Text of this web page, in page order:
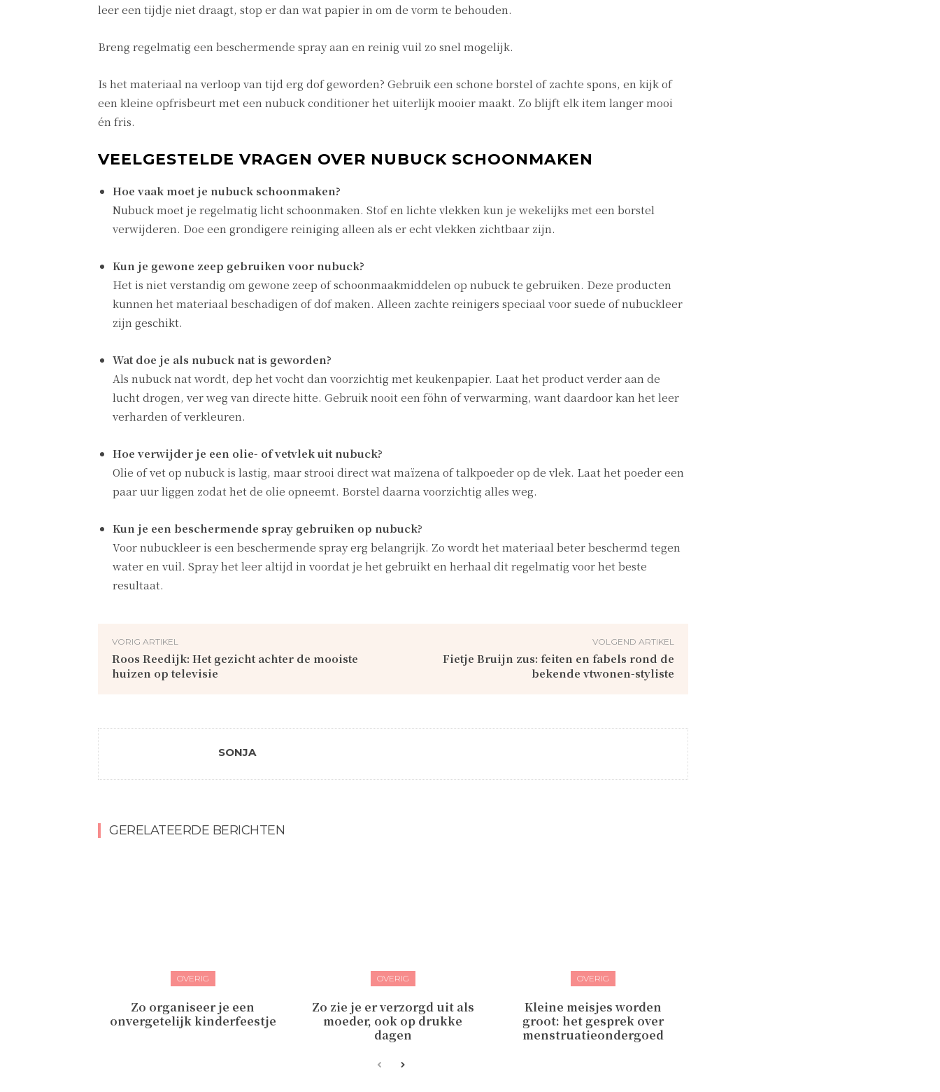
leer een tijdje niet draagt, stop er dan wat papier in om de vorm te behouden.
Breng regelmatig een beschermende spray aan en reinig vuil zo snel mogelijk.
Is het materiaal na verloop van tijd erg dof geworden? Gebruik een schone borstel of zachte spons, en kijk of
een kleine opfrisbeurt met een nubuck conditioner het uiterlijk mooier maakt. Zo blijft elk item langer mooi
én fris.
VEELGESTELDE VRAGEN OVER NUBUCK SCHOONMAKEN
Hoe vaak moet je nubuck schoonmaken?
Nubuck moet je regelmatig licht schoonmaken. Stof en lichte vlekken kun je wekelijks met een borstel
verwijderen. Doe een grondigere reiniging alleen als er echt vlekken zichtbaar zijn.
Kun je gewone zeep gebruiken voor nubuck?
Het is niet verstandig om gewone zeep of schoonmaakmiddelen op nubuck te gebruiken. Deze producten
kunnen het materiaal beschadigen of dof maken. Alleen zachte reinigers speciaal voor suede of nubuckleer
zijn geschikt.
Wat doe je als nubuck nat is geworden?
Als nubuck nat wordt, dep het vocht dan voorzichtig met keukenpapier. Laat het product verder aan de
lucht drogen, ver weg van directe hitte. Gebruik nooit een föhn of verwarming, want daardoor kan het leer
verharden of verkleuren.
Hoe verwijder je een olie- of vetvlek uit nubuck?
Olie of vet op nubuck is lastig, maar strooi direct wat maïzena of talkpoeder op de vlek. Laat het poeder een
paar uur liggen zodat het de olie opneemt. Borstel daarna voorzichtig alles weg.
Kun je een beschermende spray gebruiken op nubuck?
Voor nubuckleer is een beschermende spray erg belangrijk. Zo wordt het materiaal beter beschermd tegen
water en vuil. Spray het leer altijd in voordat je het gebruikt en herhaal dit regelmatig voor het beste
resultaat.
VORIG ARTIKEL
Roos Reedijk: Het gezicht achter de mooiste
huizen op televisie
VOLGEND ARTIKEL
Fietje Bruijn zus: feiten en fabels rond de
bekende vtwonen-styliste
SONJA
GERELATEERDE BERICHTEN
OVERIG
Zo organiseer je een
onvergetelijk kinderfeestje
OVERIG
Zo zie je er verzorgd uit als
moeder, ook op drukke
dagen
OVERIG
Kleine meisjes worden
groot: het gesprek over
menstruatieondergoed